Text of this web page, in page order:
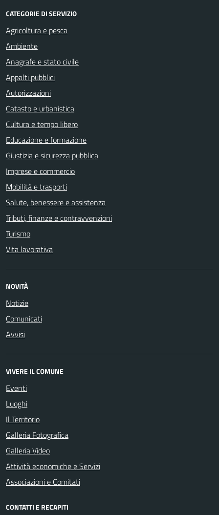
CATEGORIE DI SERVIZIO
Agricoltura e pesca
Ambiente
Anagrafe e stato civile
Appalti pubblici
Autorizzazioni
Catasto e urbanistica
Cultura e tempo libero
Educazione e formazione
Giustizia e sicurezza pubblica
Imprese e commercio
Mobilità e trasporti
Salute, benessere e assistenza
Tributi, finanze e contravvenzioni
Turismo
Vita lavorativa
NOVITÀ
Notizie
Comunicati
Avvisi
VIVERE IL COMUNE
Eventi
Luoghi
Il Territorio
Galleria Fotografica
Galleria Video
Attività economiche e Servizi
Associazioni e Comitati
CONTATTI E RECAPITI